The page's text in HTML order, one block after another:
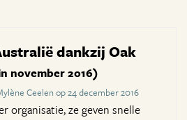
dankzij Oak
november 2016)
Ceelen op 24 december 2016
organisatie, ze geven snelle